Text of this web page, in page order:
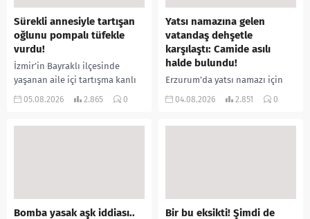
Sürekli annesiyle tartışan
oğlunu pompalı tüfekle
vurdu!
İzmir’in Bayraklı ilçesinde
yaşanan aile içi tartışma kanlı
bitti. İddiaya göre, uzun süredir
05.08.2026 2.865 0
Yatsı namazına gelen
vatandaş dehşetle
karşılaştı: Camide asılı
halde bulundu!
Erzurum’da yatsı namazı için
camiye gelen bir vatandaş,
04.08.2026 2.851 0
Bomba yasak aşk iddiası.. Bir bu eksikti! Şimdi de